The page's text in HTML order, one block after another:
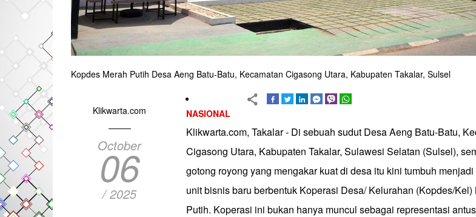
Kopdes Merah Putih Desa Aeng Batu-Batu, Kecamatan Cigasong Utara, Kabupaten Takalar, Sulsel
Klikwarta.com
October
06
/ 2025
NASIONAL
Klikwarta.com, Takalar - Di sebuah sudut Desa Aeng Batu-Batu,
Cigasong Utara, Kabupaten Takalar, Sulawesi Selatan (Sulsel),
gotong royong yang mengakar kuat di desa itu kini tumbuh
unit bisnis baru berbentuk Koperasi Desa/ Kelurahan (Kopdes/Kel)
Putih. Koperasi ini bukan hanya muncul sebagai representasi